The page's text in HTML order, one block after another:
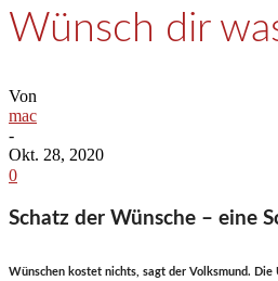
Wünsch dir
Von
mac
-
Okt. 28, 2020
0
Schatz der Wünsche – eine
Wünschen kostet nichts, sagt der Volksmund.